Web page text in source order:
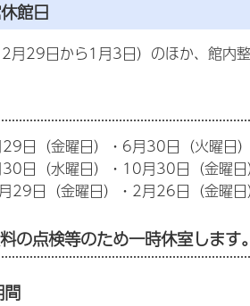
館日
月29日から1月3日）のほか、館内
日（金曜日）・6月30日（火曜日
日（水曜日）・10月30日（金曜日
29日（金曜日）・2月26日（金曜日
の点検等のため一時休室します